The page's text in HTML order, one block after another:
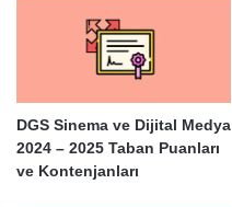
DGS Sinema ve Dijital Medya
2024 – 2025 Taban Puanları
ve Kontenjanları